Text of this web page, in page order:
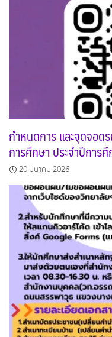
กำหนดการ และจุดจอด
การศึกษา ประจำปีการ
20 มีนาคม 2026